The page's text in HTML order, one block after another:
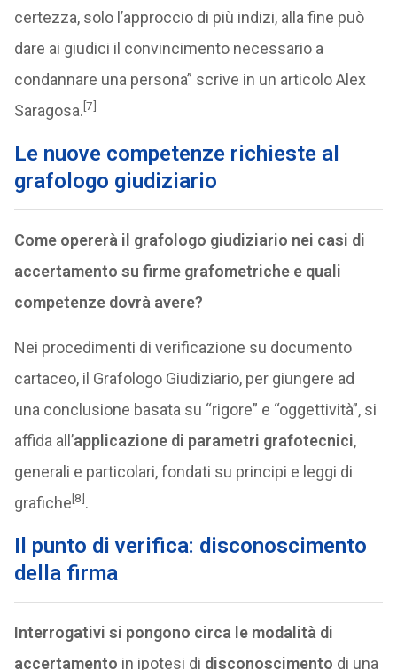
certezza, solo l’approccio di più indizi, alla fine può
dare ai giudici il convincimento necessario a
condannare una persona” scrive in un articolo Alex
Saragosa.[7]
Le nuove competenze richieste al
grafologo giudiziario
Come opererà il grafologo giudiziario nei casi di
accertamento su firme grafometriche e quali
competenze dovrà avere?
Nei procedimenti di verificazione su documento
cartaceo, il Grafologo Giudiziario, per giungere ad
una conclusione basata su “rigore” e “oggettività”, si
affida all’applicazione di parametri grafotecnici,
generali e particolari, fondati su principi e leggi di
grafiche[8].
Il punto di verifica: disconoscimento
della firma
Interrogativi si pongono circa le modalità di
accertamento in ipotesi di disconoscimento di una